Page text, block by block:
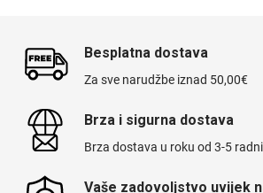
Besplatna dostava
Za sve narudžbe iznad 50,00€
Brza i sigurna dostava
Brza dostava u roku od 3-5
Vaše zadovoljstvo uvijek